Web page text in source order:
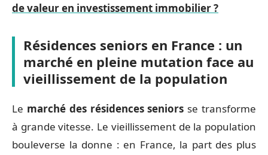
de valeur en investissement immobilier ?
Résidences seniors en France : un
marché en pleine mutation face au
vieillissement de la population
Le marché des résidences seniors se transforme
à grande vitesse. Le vieillissement de la population
bouleverse la donne : en France, la part des plus